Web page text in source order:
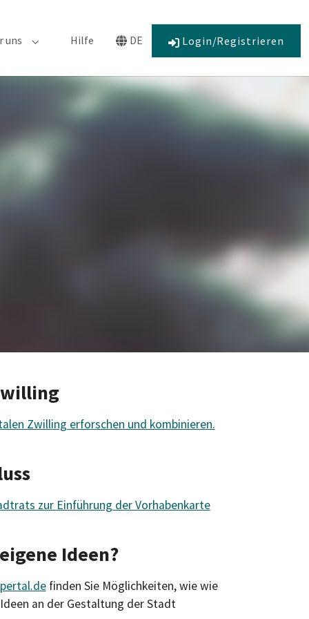
"Engagement"
uns Submenu for "Über uns"
Hilfe DE
Submenu for "Language"
Login/Registrieren
Zwilling erforschen und kombinieren.
zur Einführung der Vorhabenkarte
Ideen?
finden Sie Möglichkeiten, wie wie
an der Gestaltung der Stadt